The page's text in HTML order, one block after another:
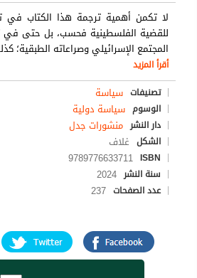
لا تكمن أهمية ترجمة هذا الكتاب في
للقضية الفلسطينية فحسب، بل حتى في
المجتمع الإسرائيلي وصراعاته الطبقية؛
أقرأ المزيد
تصنيفات سياسة
الوسوم سياسة دولية
دار النشر منشورات جدل
الشكل غلاف
ISBN
9789776633711
سنة النشر 2024
عدد الصفحات 237